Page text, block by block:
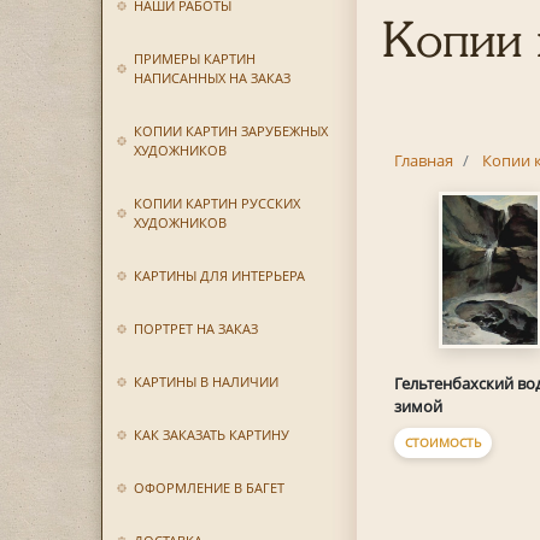
НАШИ РАБОТЫ
ПРИМЕРЫ КАРТИН
НАПИСАННЫХ НА ЗАКАЗ
КОПИИ КАРТИН ЗАРУБЕЖНЫХ
ХУДОЖНИКОВ
КОПИИ КАРТИН РУССКИХ
ХУДОЖНИКОВ
КАРТИНЫ ДЛЯ ИНТЕРЬЕРА
ПОРТРЕТ НА ЗАКАЗ
КАРТИНЫ В НАЛИЧИИ
КАК ЗАКАЗАТЬ КАРТИНУ
ОФОРМЛЕНИЕ В БАГЕТ
Копии
Главная Копии
Гельтенбахский
зимой
СТОИМОСТЬ